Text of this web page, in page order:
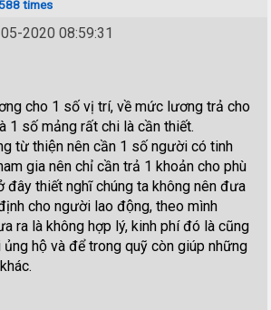
times
2020 08:59:31
cho 1 số vị trí, về mức lương trả cho
1 số mảng rất chi là cần thiết.
từ thiện nên cần 1 số người có tinh
gia nên chỉ cần trả 1 khoản cho phù
thiết nghĩ chúng ta không nên đưa
cho người lao động, theo mình
ra là không hợp lý, kinh phí đó là cũng
hộ và để trong quỹ còn giúp những